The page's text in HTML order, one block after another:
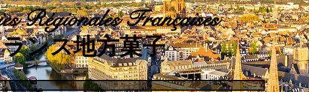
Régionales Françaises
ンス地方菓子